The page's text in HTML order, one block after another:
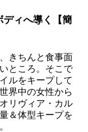
ィへ導く【簡
きちんと食事面
ところ。そこで
ルをキープして
界中の女性から
リヴィア・カル
＆体型キープを